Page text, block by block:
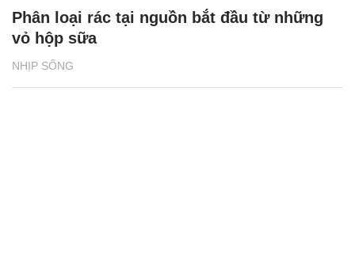
NHỊP SỐNG
Phân loại rác tại nguồn bắt đầu từ những
vỏ hộp sữa